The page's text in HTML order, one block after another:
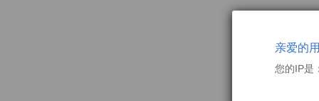
亲爱的
您的IP是